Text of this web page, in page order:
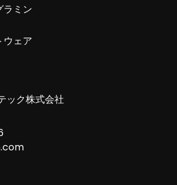
ラミン
ェア
ック株式会社